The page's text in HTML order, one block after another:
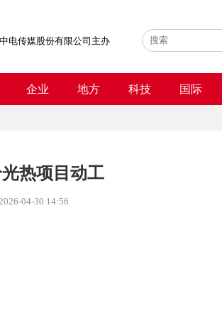
电传媒股份有限公司主办
企业 地方 科技 国际
热项目动工
04-30 14:56